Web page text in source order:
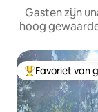
Gasten zijn
hoog
Topfavoriet
Favoriet van